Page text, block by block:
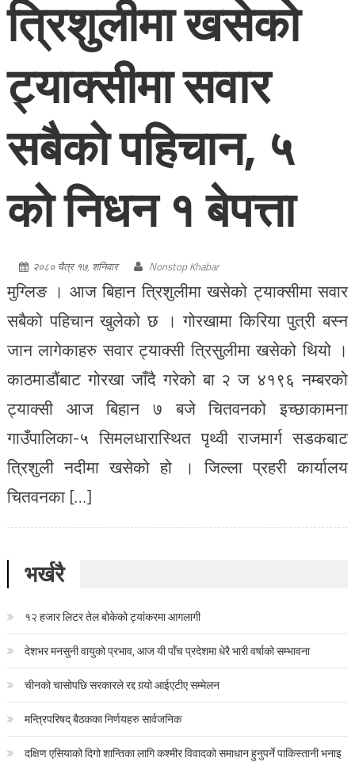
त्रिशुलीमा खसेको
ट्याक्सीमा सवार
सबैको पहिचान, ५
को निधन १ बेपत्ता
२०८० चैत्र १७, शनिवार Nonstop Khabar
मुग्लिङ । आज बिहान त्रिशुलीमा खसेको ट्याक्सीमा सवार
सबैको पहिचान खुलेको छ । गोरखामा किरिया पुत्री बस्न
जान लागेकाहरु सवार ट्याक्सी त्रिसुलीमा खसेको थियो ।
काठमाडौंबाट गोरखा जाँदै गरेको बा २ ज ४१९६ नम्बरको
ट्याक्सी आज बिहान ७ बजे चितवनको इच्छाकामना
गाउँपालिका-५ सिमलधारास्थित पृथ्वी राजमार्ग सडकबाट
त्रिशुली नदीमा खसेको हो । जिल्ला प्रहरी कार्यालय
चितवनका […]
भर्खरै
१२ हजार लिटर तेल बोकेको ट्यांकरमा आगलागी
देशभर मनसुनी वायुको प्रभाव, आज यी पाँच प्रदेशमा धेरै भारी वर्षाको सम्भावना
चीनको चासोपछि सरकारले रद्द गर्‍यो आईएटीए सम्मेलन
मन्त्रिपरिषद् बैठकका निर्णयहरु सार्वजनिक
दक्षिण एसियाको दिगो शान्तिका लागि कश्मीर विवादको समाधान हुनुपर्ने पाकिस्तानी भनाइ